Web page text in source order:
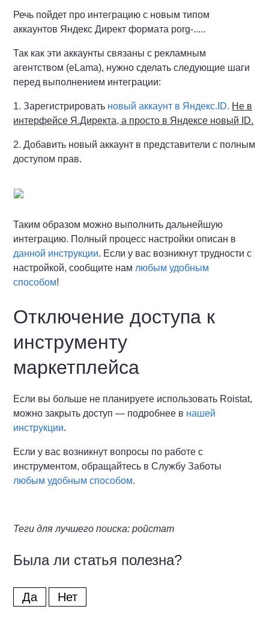
Речь пойдет про интеграцию с новым типом
аккаунтов Яндекс Директ формата porg-.....
Так как эти аккаунты связаны с рекламным
агентством (eLama), нужно сделать следующие шаги
перед выполнением интеграции:
1. Зарегистрировать новый аккаунт в Яндекс.ID. Не в
интерфейсе Я.Директа, а просто в Яндексе новый ID.
2. Добавить новый аккаунт в представители с полным
доступом прав.
Таким образом можно выполнить дальнейшую
интеграцию. Полный процесс настройки описан в
данной инструкции. Если у вас возникнут трудности с
настройкой, сообщите нам любым удобным
способом!
Отключение доступа к
инструменту
маркетплейса
Если вы больше не планируете использовать Roistat,
можно закрыть доступ — подробнее в нашей
инструкции.
Если у вас возникнут вопросы по работе с
инструментом, обращайтесь в Службу Заботы
любым удобным способом.
Теги для лучшего поиска: ройстат
Была ли статья полезна?
Да Нет